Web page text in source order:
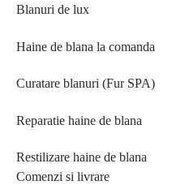
Blanuri de lux
Haine de blana la comanda
Curatare blanuri (Fur SPA)
Reparatie haine de blana
Restilizare haine de blana
Comenzi si livrare